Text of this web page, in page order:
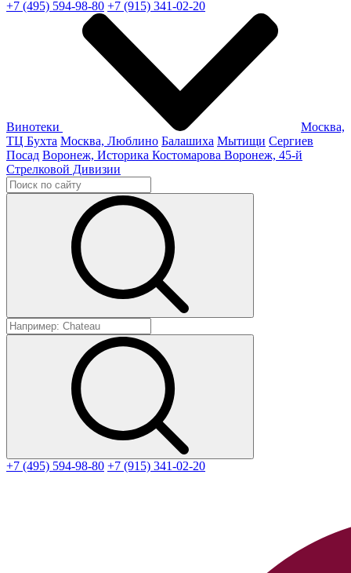
+7 (495) 594-98-80 +7 (915) 341-02-20
Винотеки
Москва,
ТЦ Бухта Москва, Люблино Балашиха Мытищи Сергиев
Посад Воронеж, Историка Костомарова Воронеж, 45-й
Стрелковой Дивизии
+7 (495) 594-98-80 +7 (915) 341-02-20